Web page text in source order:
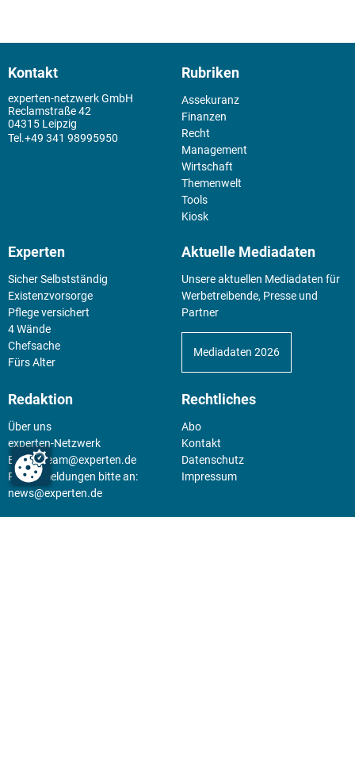
Kontakt
experten-netzwerk GmbH
Reclamstraße 42
04315 Leipzig
+49 341 98995950
Rubriken
Assekuranz
Finanzen
Recht
Management
Wirtschaft
Themenwelt
Tools
Kiosk
Experten
Sicher Selbstständig
Existenz­vorsorge
Pflege versichert
4 Wände
Chefsache
Fürs Alter
Aktuelle Mediadaten
Unsere aktuellen Mediadaten für
Werbetreibende, Presse und
Partner
Mediadaten 2026
Redaktion
Über uns
experten-Netzwerk
E-Mail:team@experten.de
Pressemeldungen bitte an:
news@experten.de
Rechtliches
Abo
Kontakt
Datenschutz
Impressum